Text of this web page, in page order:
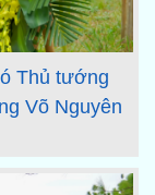
Thủ tướng
Võ Nguyên